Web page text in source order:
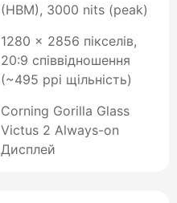
(HBM), 3000 nits (peak)
1280 x 2856 пікселів,
20:9 співвідношення
(~495 ppi щільність)
Corning Gorilla Glass
Victus 2 Always-on
Дисплей